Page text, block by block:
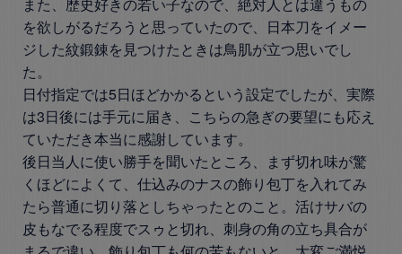
また、歴史好きの若い子なので、絶対人とは違うもの
を欲しがるだろうと思っていたので、日本刀をイメー
ジした紋鍛錬を見つけたときは鳥肌が立つ思いでし
た。
日付指定では5日ほどかかるという設定でしたが、実際
は3日後には手元に届き、こちらの急ぎの要望にも応え
ていただき本当に感謝しています。
後日当人に使い勝手を聞いたところ、まず切れ味が驚
くほどによくて、仕込みのナスの飾り包丁を入れてみ
たら普通に切り落としちゃったとのこと。活けサバの
皮もなでる程度でスゥと切れ、刺身の角の立ち具合が